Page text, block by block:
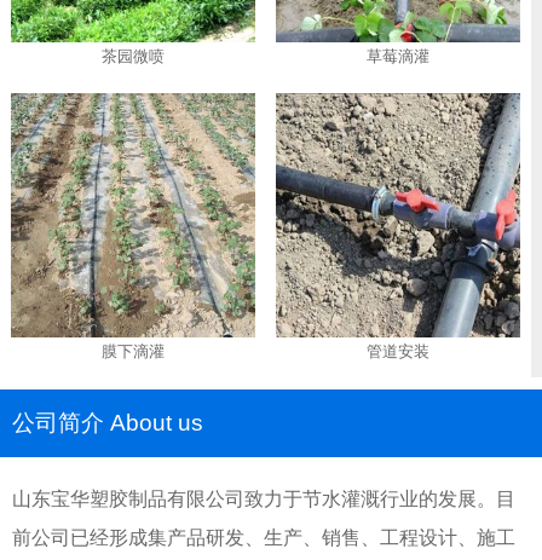
茶园微喷 草莓滴灌
膜下滴灌 管道安装
公司简介 About us
山东宝华塑胶制品有限公司致力于节水灌溉行业的发展。目
前公司已经形成集产品研发、生产、销售、工程设计、施工